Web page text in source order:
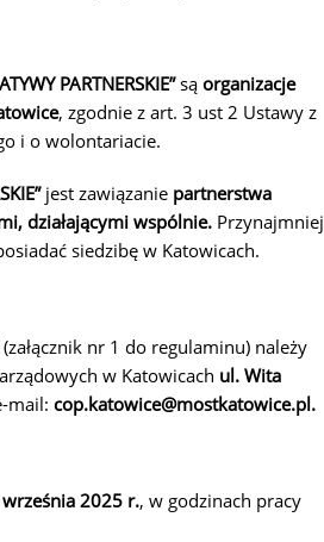
PARTNERSKIE”są organizacje
, zgodnie z art. 3 ust 2 Ustawy z
i o wolontariacie.
jest zawiązanie partnerstwa
działającymi wspólnie. Przynajmniej
siedzibę w Katowicach.
(załącznik nr 1 do regulaminu) należy
w Katowicach ul. Wita
mail: cop.katowice@mostkatowice.pl.
2025 r., w godzinach pracy